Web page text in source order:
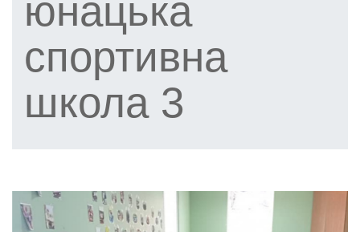
юнацька
спортивна
школа 3